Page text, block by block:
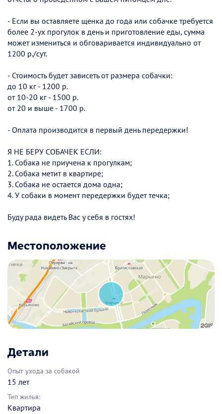
- Если вы оставляете щенка до года или собачке требуется
более 2-ух прогулок в день и приготовление еды, сумма
может измениться и обговаривается индивидуально от
1200 р./сут.
- Стоимость будет зависеть от размера собачки:
до 10 кг - 1200 р.
от 10-20 кг - 1500 р.
от 20 и выше - 1700 р.
- Оплата производится в первый день передержки!
Я НЕ БЕРУ СОБАЧЕК ЕСЛИ:
1. Собака не приучена к прогулкам;
2. Собака метит в квартире;
3. Собака не остается дома одна;
4. У собаки в момент передержки будет течка;
Буду рада видеть Вас у себя в гостях!
Местоположение
Детали
Опыт ухода за собакой
15 лет
Тип жилья:
Квартира